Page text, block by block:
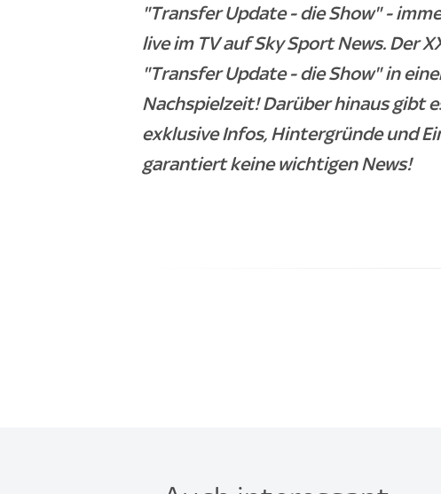
"Transfer Update - die Show" -
live im TV auf Sky Sport News. Der
"Transfer Update - die Show" in
Nachspielzeit! Darüber hinaus gibt
exklusive Infos, Hintergründe und
garantiert keine wichtigen News!